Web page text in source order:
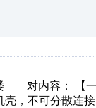
内容： 【一
，不可分散连